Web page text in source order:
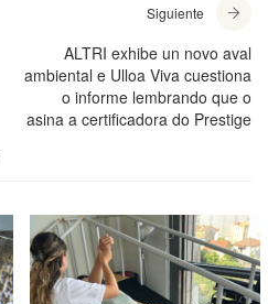
Siguiente
ALTRI exhibe un novo aval
ambiental e Ulloa Viva cuestiona
o informe lembrando que o
asina a certificadora do Prestige